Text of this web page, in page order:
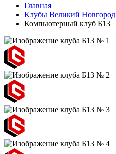
Главная
Клубы Великий Новгород
Компьютерный клуб Б13